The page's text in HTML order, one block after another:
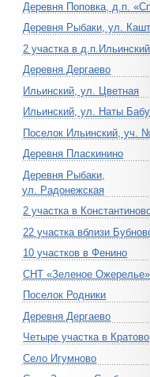
Деревня Поповка, д.п.
Деревня Рыбаки, ул.
2 участка в д.п.Ильинский
Деревня Дергаево
Ильинский, ул. Цветная
Ильинский, ул. Наты
Поселок Ильинский, уч.
Деревня Пласкинино
Деревня Рыбаки,
ул. Радонежская
2 участка в
22 участка вблизи
10 участков в Фенино
СНТ «Зеленое Ожерелье»
Поселок Родники
Деревня Дергаево
Четыре участка в Кратово
Село Игумново